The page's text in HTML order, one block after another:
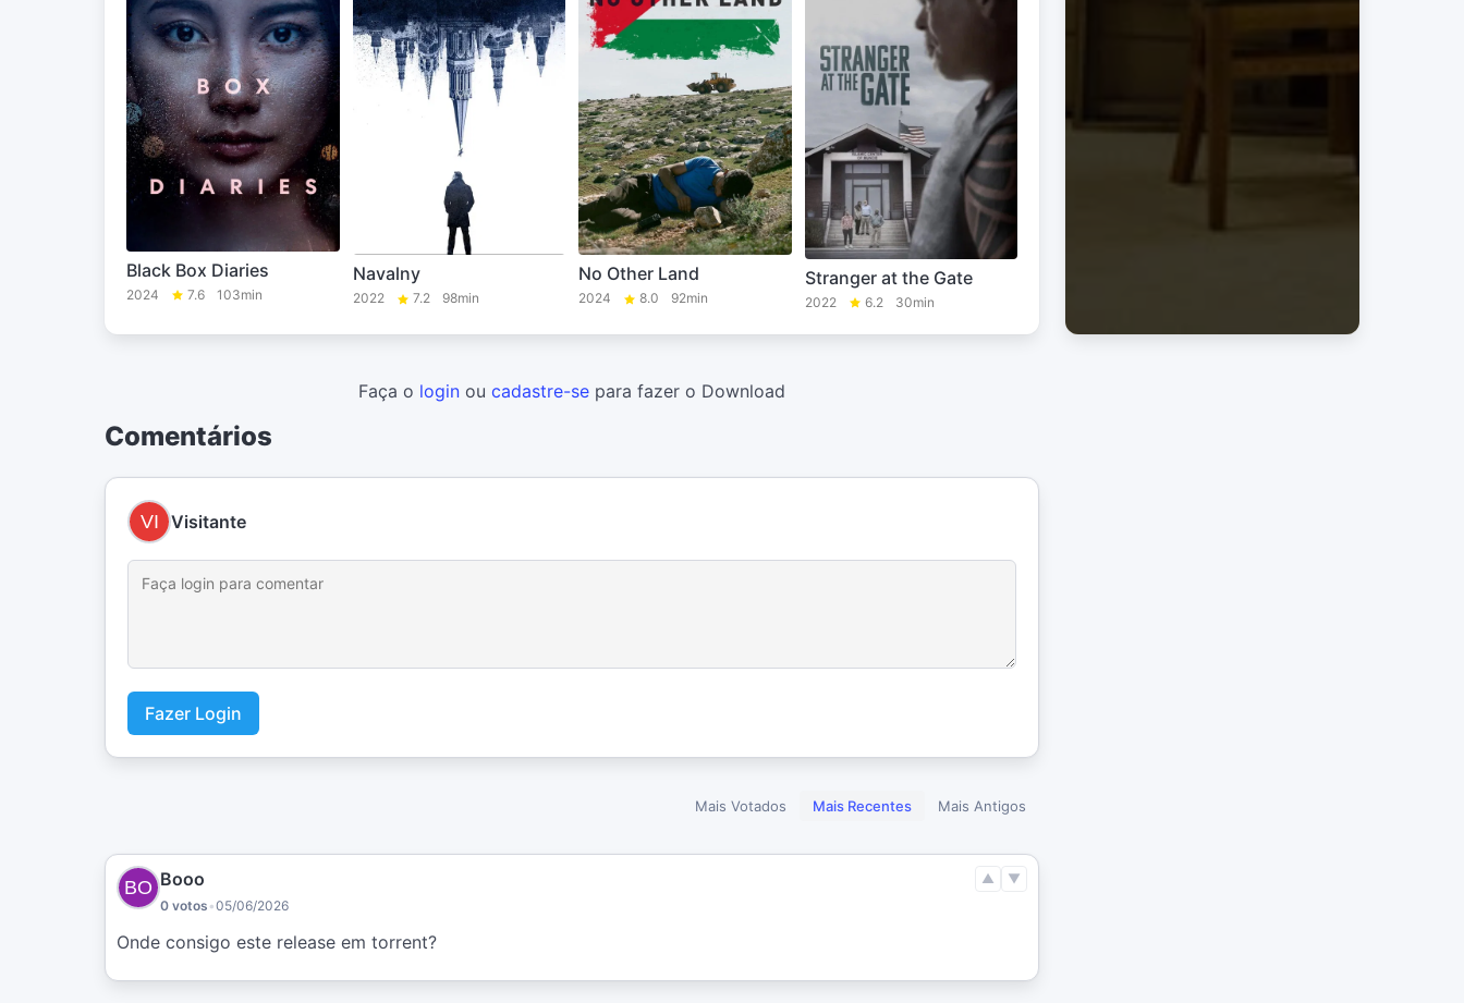
Black Box Diaries
2024 7.6 103min
Navalny
2022 7.2 98min
No Other Land
2024 8.0 92min
Stranger at the Gate
2022 6.2 30min
Faça o login ou cadastre-se para fazer o Download
Comentários
Visitante
Fazer Login
Mais Votados Mais Recentes Mais Antigos
Booo
0 votos •05/06/2026
▲ ▼
Onde consigo este release em torrent?